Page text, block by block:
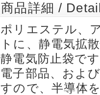
商品詳細 /
ポリエステル、
トに、静電気拡
静電気防止袋です
電子部品、およ
すので、半導体